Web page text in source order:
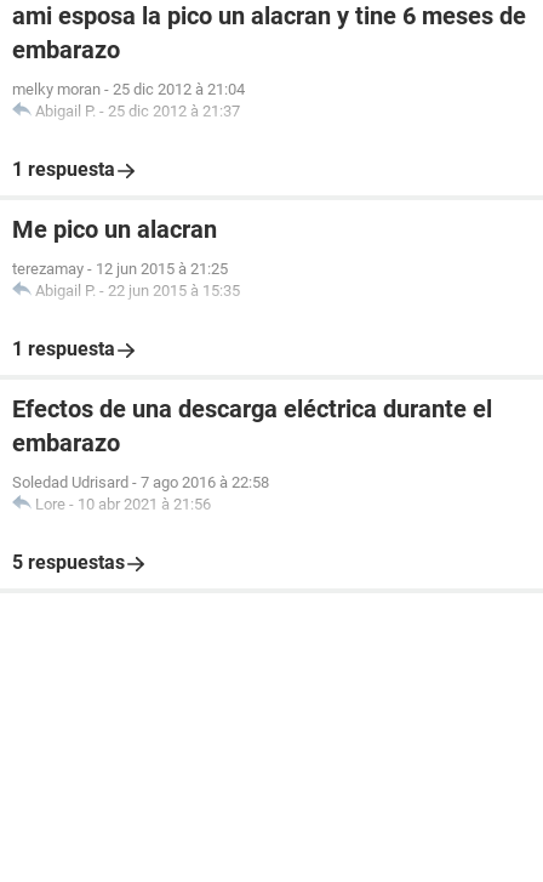
ami esposa la pico un alacran y tine 6 meses de
embarazo
melky moran - 25 dic 2012 à 21:04
Abigail P. - 25 dic 2012 à 21:37
1 respuesta
Me pico un alacran
terezamay - 12 jun 2015 à 21:25
Abigail P. - 22 jun 2015 à 15:35
1 respuesta
Efectos de una descarga eléctrica durante el
embarazo
Soledad Udrisard - 7 ago 2016 à 22:58
Lore - 10 abr 2021 à 21:56
5 respuestas